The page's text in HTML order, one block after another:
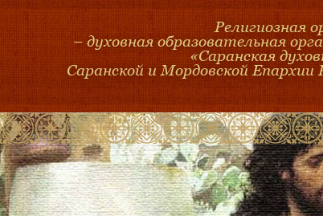
Религиозная
– духовная образовательная
«Саранская
Саранской и Мордовской Епархии